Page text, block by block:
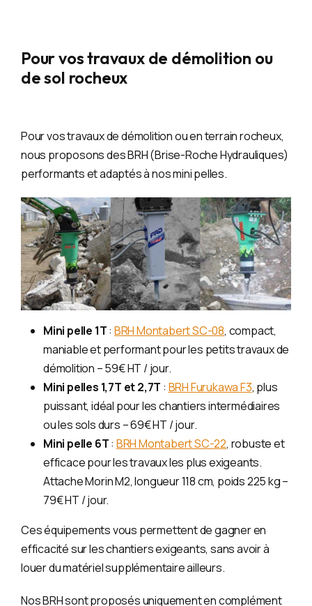
Pour vos travaux de démolition ou
de sol rocheux
Pour vos travaux de démolition ou en terrain rocheux,
nous proposons des BRH (Brise-Roche Hydrauliques)
performants et adaptés à nos mini pelles.
Mini pelle 1T: BRH Montabert SC-08, compact,
maniable et performant pour les petits travaux de
démolition – 59€ HT / jour.
Mini pelles 1,7T et 2,7T : BRH Furukawa F3, plus
puissant, idéal pour les chantiers intermédiaires
ou les sols durs – 69€ HT / jour.
Mini pelle 6T: BRH Montabert SC-22, robuste et
efficace pour les travaux les plus exigeants.
Attache Morin M2, longueur 118 cm, poids 225 kg –
79€ HT / jour.
Ces équipements vous permettent de gagner en
efficacité sur les chantiers exigeants, sans avoir à
louer du matériel supplémentaire ailleurs.
Nos BRH sont proposés uniquement en complément